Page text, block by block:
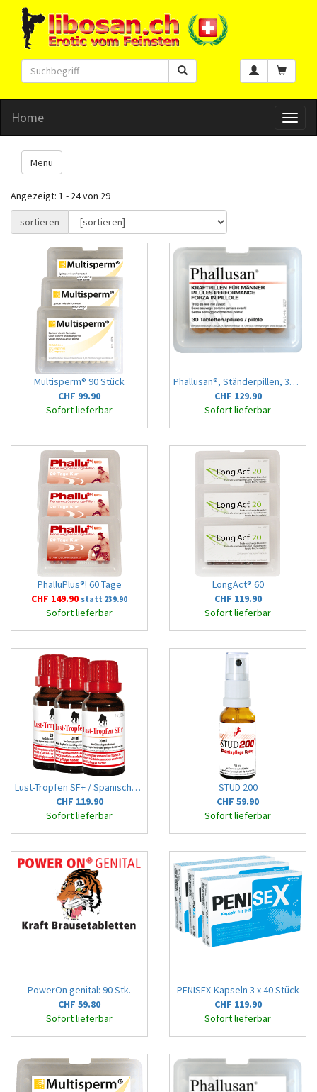
Home
Menu
Angezeigt: 1 - 24 von 29
sortieren
Multisperm® 90 Stück
CHF 99.90
Sofort lieferbar
Phallusan®, Ständerpillen, 30 Stück
CHF 129.90
Sofort lieferbar
PhalluPlus®! 60 Tage
CHF 149.90 statt 239.90
Sofort lieferbar
LongAct® 60
CHF 119.90
Sofort lieferbar
Lust-Tropfen SF+ / Spanische Tropfen
CHF 119.90
Sofort lieferbar
STUD 200
CHF 59.90
Sofort lieferbar
PowerOn genital: 90 Stk.
CHF 59.80
Sofort lieferbar
PENISEX-Kapseln 3 x 40 Stück
CHF 119.90
Sofort lieferbar